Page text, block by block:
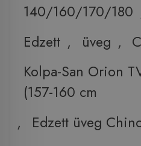
140/160/170/180
Edzett , üveg ,
Kolpa-San Orion
(157-160 cm
,
Edzett üveg